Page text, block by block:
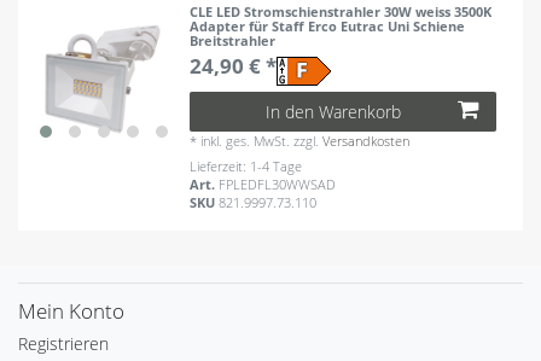
CLE LED Stromschienstrahler 30W weiss 3500K
Adapter für Staff Erco Eutrac Uni Schiene
Breitstrahler
24,90 € *
In den Warenkorb
* inkl. ges. MwSt. zzgl.Versandkosten
Lieferzeit: 1-4 Tage
Art. FPLEDFL30WWSAD
SKU821.9997.73.110
Mein Konto
Registrieren